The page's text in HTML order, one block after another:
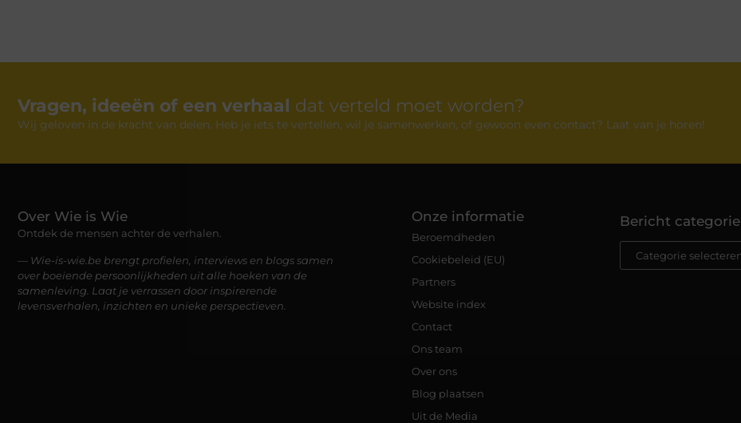
Vragen, ideeën of een verhaal dat verteld moet worden?
Wij geloven in de kracht van delen. Heb je iets te vertellen, wil je samenwerken, of gewoon even contact? Laat van je horen!
Over Wie is Wie
Ontdek de mensen achter de verhalen.
— Wie-is-wie.be brengt profielen, interviews en blogs samen
over boeiende persoonlijkheden uit alle hoeken van de
samenleving. Laat je verrassen door inspirerende
levensverhalen, inzichten en unieke perspectieven.
Onze informatie
Beroemdheden
Cookiebeleid (EU)
Partners
Website index
Contact
Ons team
Over ons
Blog plaatsen
Uit de Media
Bericht categorie